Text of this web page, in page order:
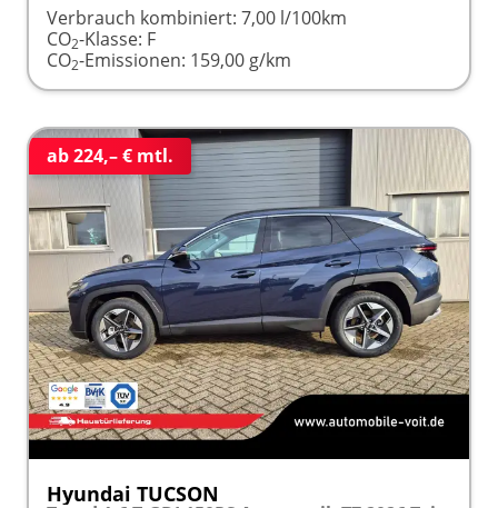
Verbrauch kombiniert: 7,00 l/100km
CO2-Klasse: F
CO2-Emissionen: 159,00 g/km
ab 224,– € mtl.
Hyundai TUCSON